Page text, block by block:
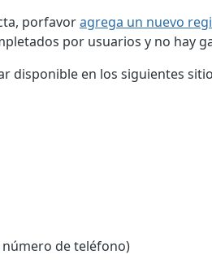
porfavoragrega un nuevo
por usuarios y no hay
disponible en los siguientes
número de teléfono)